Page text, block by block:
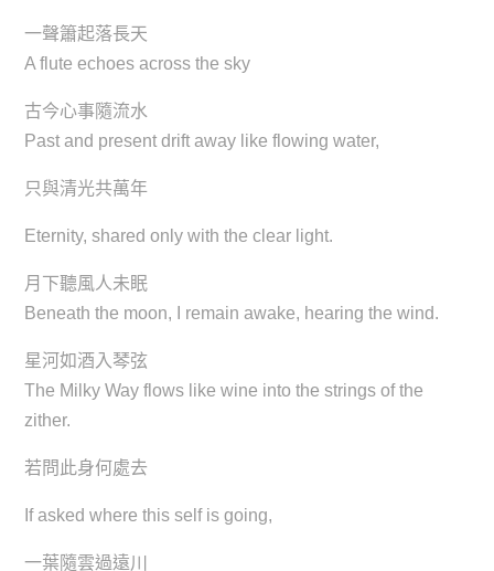
一聲簫起落長天
A flute echoes across the sky
古今心事隨流水
Past and present drift away like flowing water,
只與清光共萬年
Eternity, shared only with the clear light.
月下聽風人未眠
Beneath the moon, I remain awake, hearing the wind.
星河如酒入琴弦
The Milky Way flows like wine into the strings of the
zither.
若問此身何處去
If asked where this self is going,
一葉隨雲過遠川